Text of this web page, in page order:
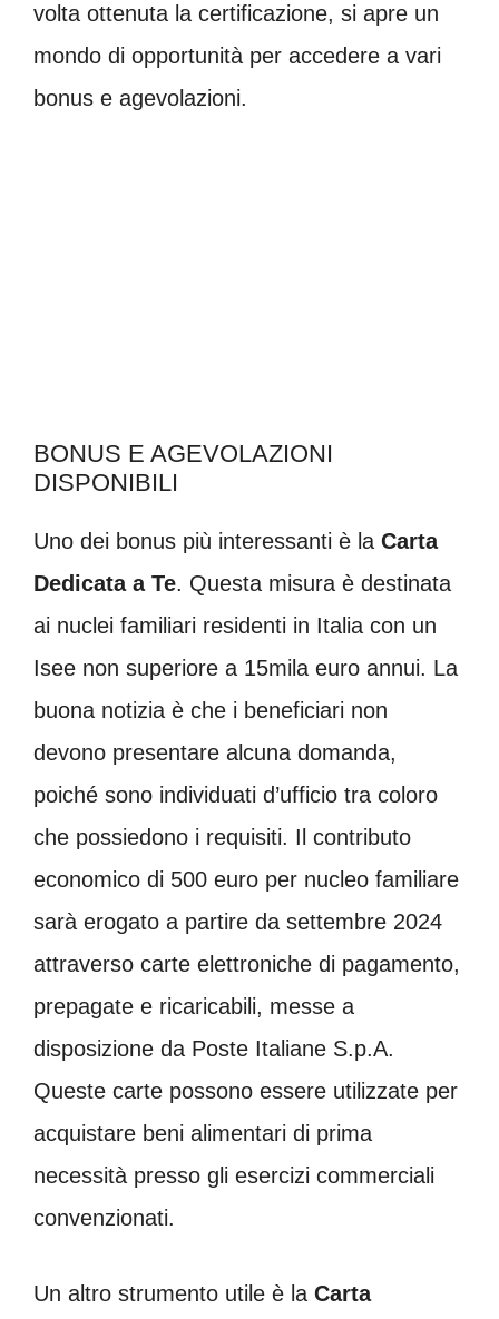
volta ottenuta la certificazione, si apre un
mondo di opportunità per accedere a vari
bonus e agevolazioni.
BONUS E AGEVOLAZIONI
DISPONIBILI
Uno dei bonus più interessanti è la Carta
Dedicata a Te. Questa misura è destinata
ai nuclei familiari residenti in Italia con un
Isee non superiore a 15mila euro annui. La
buona notizia è che i beneficiari non
devono presentare alcuna domanda,
poiché sono individuati d’ufficio tra coloro
che possiedono i requisiti. Il contributo
economico di 500 euro per nucleo familiare
sarà erogato a partire da settembre 2024
attraverso carte elettroniche di pagamento,
prepagate e ricaricabili, messe a
disposizione da Poste Italiane S.p.A.
Queste carte possono essere utilizzate per
acquistare beni alimentari di prima
necessità presso gli esercizi commerciali
convenzionati.
Un altro strumento utile è la Carta